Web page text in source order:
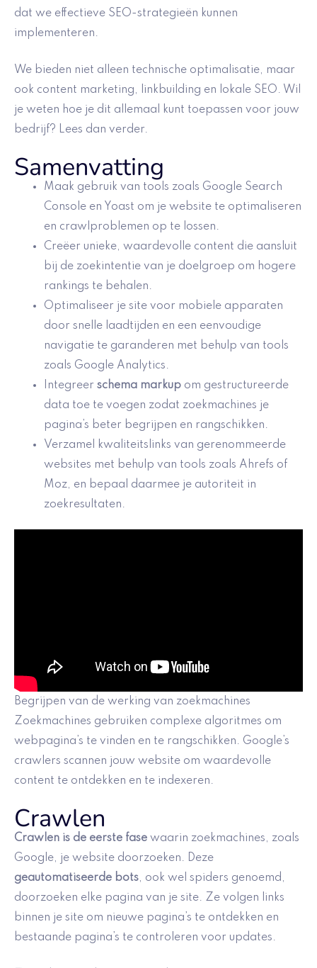
dat we effectieve SEO-strategieën kunnen
implementeren.
We bieden niet alleen technische optimalisatie, maar
ook content marketing, linkbuilding en lokale SEO. Wil
je weten hoe je dit allemaal kunt toepassen voor jouw
bedrijf? Lees dan verder.
Samenvatting
Maak gebruik van tools zoals Google Search
Console en Yoast om je website te optimaliseren
en crawlproblemen op te lossen.
Creëer unieke, waardevolle content die aansluit
bij de zoekintentie van je doelgroep om hogere
rankings te behalen.
Optimaliseer je site voor mobiele apparaten
door snelle laadtijden en een eenvoudige
navigatie te garanderen met behulp van tools
zoals Google Analytics.
Integreer schema markup om gestructureerde
data toe te voegen zodat zoekmachines je
pagina’s beter begrijpen en rangschikken.
Verzamel kwaliteitslinks van gerenommeerde
websites met behulp van tools zoals Ahrefs of
Moz, en bepaal daarmee je autoriteit in
zoekresultaten.
Begrijpen van de werking van zoekmachines
Zoekmachines gebruiken complexe algoritmes om
webpagina’s te vinden en te rangschikken. Google’s
crawlers scannen jouw website om waardevolle
content te ontdekken en te indexeren.
Crawlen
Crawlen is de eerste fase waarin zoekmachines, zoals
Google, je website doorzoeken. Deze
geautomatiseerde bots, ook wel spiders genoemd,
doorzoeken elke pagina van je site. Ze volgen links
binnen je site om nieuwe pagina’s te ontdekken en
bestaande pagina’s te controleren voor updates.